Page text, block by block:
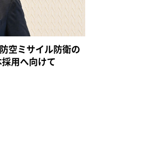
空ミサイル防衛の
用へ向けて